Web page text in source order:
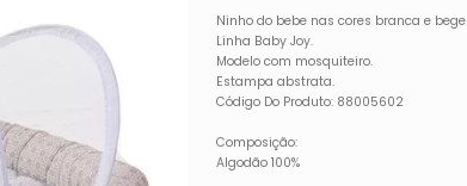
Ninho do bebe nas cores branca e
Linha Baby Joy.
Modelo com mosquiteiro.
Estampa abstrata.
Código Do Produto: 88005602
Composição:
Algodão 100%